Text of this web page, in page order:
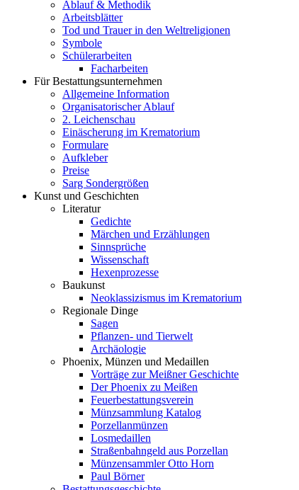
Ablauf & Methodik
Arbeitsblätter
Tod und Trauer in den Weltreligionen
Symbole
Schülerarbeiten
Facharbeiten
Für Bestattungsunternehmen
Allgemeine Information
Organisatorischer Ablauf
2. Leichenschau
Einäscherung im Krematorium
Formulare
Aufkleber
Preise
Sarg Sondergrößen
Kunst und Geschichten
Literatur
Gedichte
Märchen und Erzählungen
Sinnsprüche
Wissenschaft
Hexenprozesse
Baukunst
Neoklassizismus im Krematorium
Regionale Dinge
Sagen
Pflanzen- und Tierwelt
Archäologie
Phoenix, Münzen und Medaillen
Vorträge zur Meißner Geschichte
Der Phoenix zu Meißen
Feuerbestattungsverein
Münzsammlung Katalog
Porzellanmünzen
Losmedaillen
Straßenbahngeld aus Porzellan
Münzensammler Otto Horn
Paul Börner